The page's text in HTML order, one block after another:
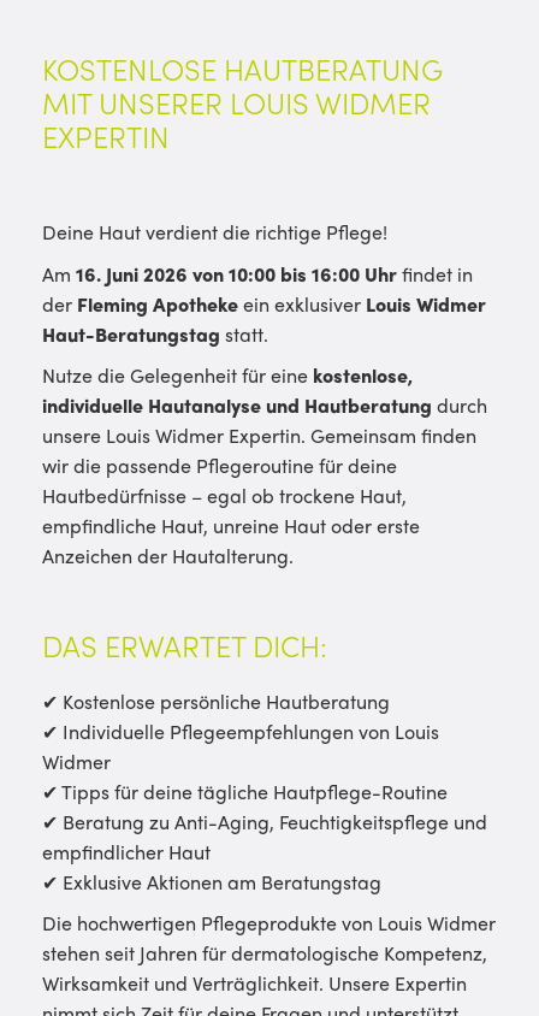
KOSTENLOSE HAUTBERATUNG
MIT UNSERER LOUIS WIDMER
EXPERTIN
Deine Haut verdient die richtige Pflege!
Am 16. Juni 2026 von 10:00 bis 16:00 Uhrfindet in
der Fleming Apothekeein exklusiver Louis Widmer
Haut-Beratungstag statt.
Nutze die Gelegenheit für eine kostenlose,
individuelle Hautanalyse und Hautberatung durch
unsere Louis Widmer Expertin. Gemeinsam finden
wir die passende Pflegeroutine für deine
Hautbedürfnisse – egal ob trockene Haut,
empfindliche Haut, unreine Haut oder erste
Anzeichen der Hautalterung.
DAS ERWARTET DICH:
✔ Kostenlose persönliche Hautberatung
✔ Individuelle Pflegeempfehlungen von Louis
Widmer
✔ Tipps für deine tägliche Hautpflege-Routine
✔ Beratung zu Anti-Aging, Feuchtigkeitspflege und
empfindlicher Haut
✔ Exklusive Aktionen am Beratungstag
Die hochwertigen Pflegeprodukte von Louis Widmer
stehen seit Jahren für dermatologische Kompetenz,
Wirksamkeit und Verträglichkeit. Unsere Expertin